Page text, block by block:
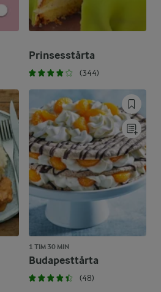
Prinsesstårta
(344)
1 TIM 30 MIN
Budapesttårta
(48)